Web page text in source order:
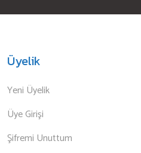
Üyelik
Yeni Üyelik
Üye Girişi
Şifremi Unuttum